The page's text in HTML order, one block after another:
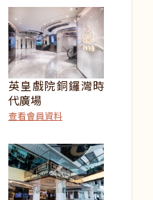
英皇戲院銅鑼灣時
代廣場
查看會員資料